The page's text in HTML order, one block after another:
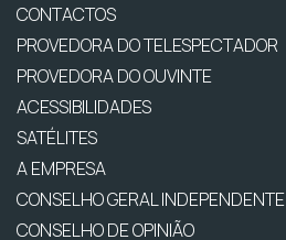
CONTACTOS
PROVEDORA DO TELESPECTADOR
PROVEDORA DO OUVINTE
ACESSIBILIDADES
SATÉLITES
A EMPRESA
CONSELHO GERAL INDEPENDENTE
CONSELHO DE OPINIÃO